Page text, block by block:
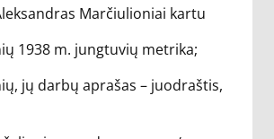
Marčiulioniai kartu
1938 m. jungtuvių metrika;
jų darbų aprašas – juodraštis,